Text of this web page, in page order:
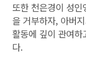
또한 천은경이 성
을 거부하자, 아버
활동에 깊이 관여
다.